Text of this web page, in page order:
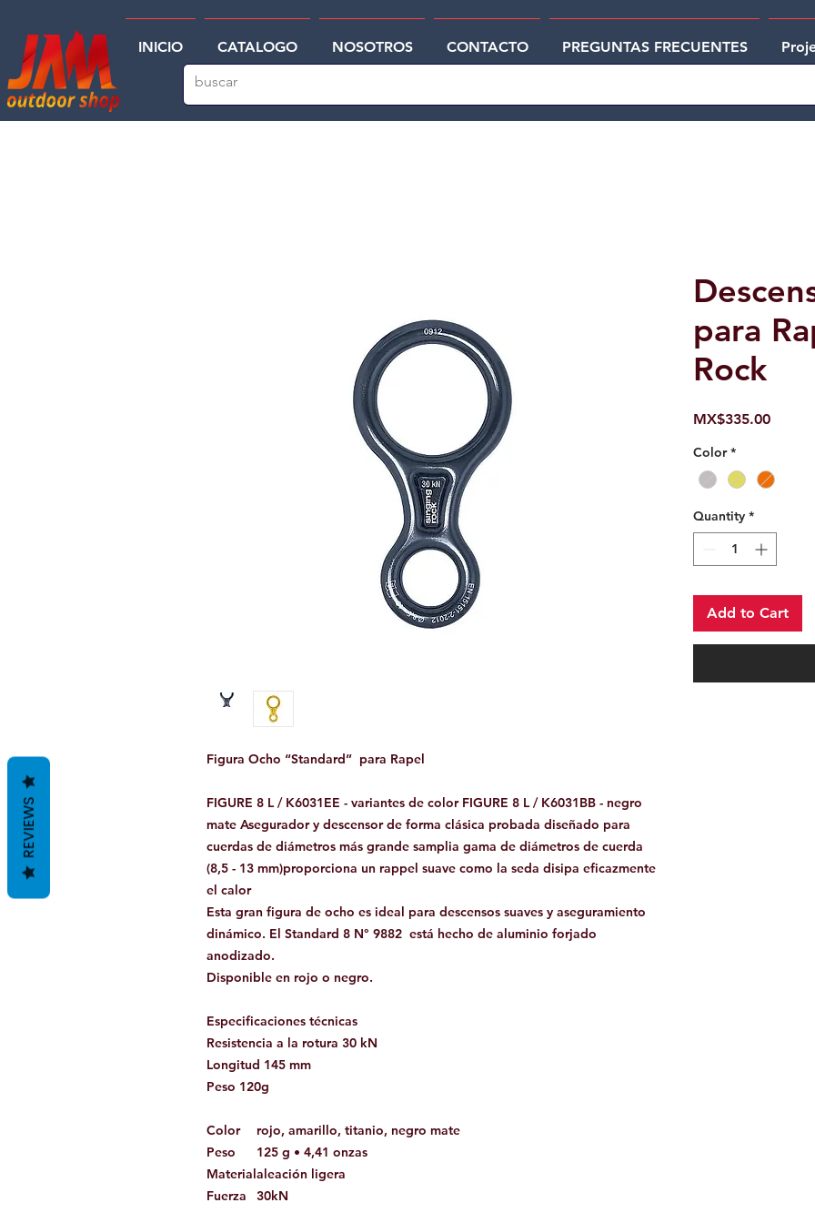
INICIO CATALOGO NOSOTROS CONTACTO PREGUNTAS FRECUENTES
Figura Ocho “Standard” para Rapel
FIGURE 8 L / K6031EE - variantes de color FIGURE 8 L / K6031BB - negro
mate Asegurador y descensor de forma clásica probada diseñado para
cuerdas de diámetros más grande samplia gama de diámetros de cuerda
(8,5 - 13 mm)proporciona un rappel suave como la seda disipa eficazmente
el calor
Esta gran figura de ocho es ideal para descensos suaves y aseguramiento
dinámico. El Standard 8 N° 9882 está hecho de aluminio forjado
anodizado.
Disponible en rojo o negro.
Especificaciones técnicas
Resistencia a la rotura 30 kN
Longitud 145 mm
Peso 120g
Color
rojo, amarillo, titanio, negro mate
Peso
125 g • 4,41 onzas
Materialaleación ligera
Fuerza
30kN
para
Rock
MX$335.00Price
Color *
Quantity *
Add to Cart
REVIEWS